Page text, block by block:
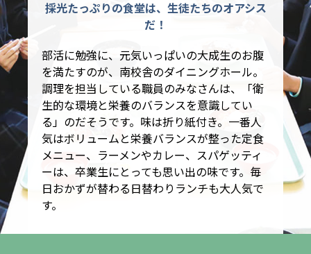
採光たっぷりの食堂は、生徒たちのオアシス
だ！
部活に勉強に、元気いっぱいの大成生のお腹
を満たすのが、南校舎のダイニングホール。
調理を担当している職員のみなさんは、「衛
生的な環境と栄養のバランスを意識してい
る」のだそうです。味は折り紙付き。一番人
気はボリュームと栄養バランスが整った定食
メニュー、ラーメンやカレー、スパゲッティ
ーは、卒業生にとっても思い出の味です。毎
日おかずが替わる日替わりランチも大人気で
す。